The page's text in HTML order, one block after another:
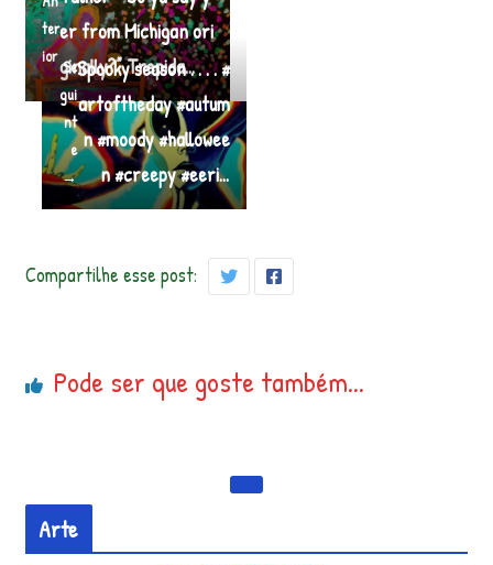
ter
ior
er from Michigan ori
ginally?” Trepida…
Se
gui
nt
e
→
Spooky season . . . . #
artoftheday #autum
n #moody #hallowee
n #creepy #eeri…
Compartilhe esse post:
Pode ser que goste também...
Arte